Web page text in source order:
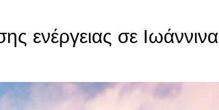
ενέργειας σε Ιωάννινα